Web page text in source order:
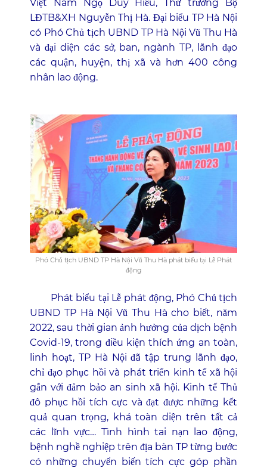
Việt Nam Ngọ Duy Hiểu, Thứ trưởng Bộ
LĐTB&XH Nguyễn Thị Hà. Đại biểu TP Hà Nội
có Phó Chủ tịch UBND TP Hà Nội Vũ Thu Hà
và đại diện các sở, ban, ngành TP, lãnh đạo
các quận, huyện, thị xã và hơn 400 công
nhân lao động.
Phó Chủ tịch UBND TP Hà Nội Vũ Thu Hà phát biểu tại Lễ Phát
động
Phát biểu tại Lễ phát động, Phó Chủ tịch
UBND TP Hà Nội Vũ Thu Hà cho biết, năm
2022, sau thời gian ảnh hưởng của dịch bệnh
Covid-19, trong điều kiện thích ứng an toàn,
linh hoạt, TP Hà Nội đã tập trung lãnh đạo,
chỉ đạo phục hồi và phát triển kinh tế xã hội
gắn với đảm bảo an sinh xã hội. Kinh tế Thủ
đô phục hồi tích cực và đạt được những kết
quả quan trọng, khá toàn diện trên tất cả
các lĩnh vực… Tình hình tai nạn lao động,
bệnh nghề nghiệp trên địa bàn TP từng bước
có những chuyển biến tích cực góp phần